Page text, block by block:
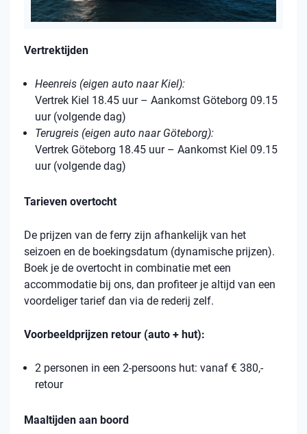
Vertrektijden
Heenreis (eigen auto naar Kiel):
Vertrek Kiel 18.45 uur – Aankomst Göteborg 09.15
uur (volgende dag)
Terugreis (eigen auto naar Göteborg):
Vertrek Göteborg 18.45 uur – Aankomst Kiel 09.15
uur (volgende dag)
Tarieven overtocht
De prijzen van de ferry zijn afhankelijk van het
seizoen en de boekingsdatum (dynamische prijzen).
Boek je de overtocht in combinatie met een
accommodatie bij ons, dan profiteer je altijd van een
voordeliger tarief dan via de rederij zelf.
Voorbeeldprijzen retour (auto + hut):
2 personen in een 2-persoons hut: vanaf € 380,-
retour
Maaltijden aan boord